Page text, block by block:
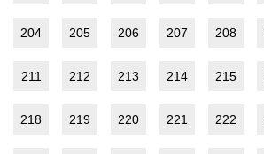
204 205 206 207 208
211 212 213 214 215
218 219 220 221 222